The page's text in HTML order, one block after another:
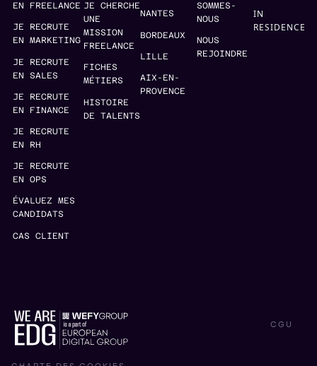
EN FREELANCE
JE RECRUTE
EN MARKETING
JE RECRUTE
EN SALES
JE RECRUTE
EN FINANCE
JE RECRUTE
EN RH
JE RECRUTE
EN OPS
ÉVALUEZ MES
CANDIDATS
CAS CLIENT
JE CHERCHE
UNE
MISSION
FREELANCE
FICHES
MÉTIERS
HISTOIRE
DE TALENTS
NANTES
BORDEAUX
LILLE
AIX-EN-
PROVENCE
SOMMES-
NOUS
NOUS
REJOINDRE
IN
RESIDENCE
CGU